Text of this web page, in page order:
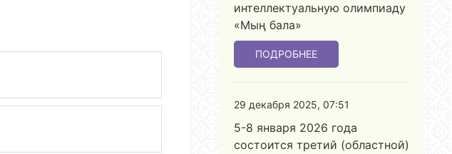
интеллектуальную олимпиаду
«Мың бала»
ПОДРОБНЕЕ
29 декабря 2025, 07:51
5-8 января 2026 года
состоится третий (областной)